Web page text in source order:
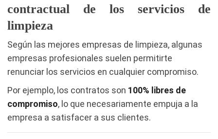
contractual de los servicios de
limpieza
Según las mejores empresas de limpieza, algunas
empresas profesionales suelen permitirte
renunciar los servicios en cualquier compromiso.
Por ejemplo, los contratos son 100% libres de
compromiso, lo que necesariamente empuja a la
empresa a satisfacer a sus clientes.